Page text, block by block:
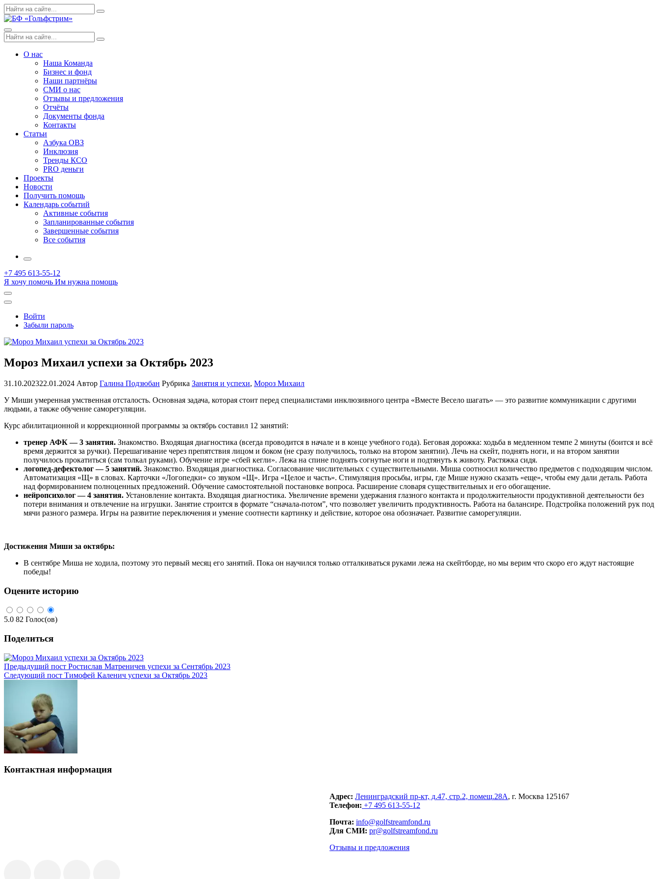
Skip
to
Поиск
по:
Search
Menu
Поиск
по:
Search
О нас
Наша Команда
Бизнес и фонд
Наши партнёры
СМИ о нас
Отзывы и предложения
Отчёты
Документы фонда
Контакты
Статьи
Азбука ОВЗ
Инклюзия
Тренды КСО
PRO деньги
Проекты
Новости
Получить помощь
Календарь событий
Активные события
Запланированные события
Завершенные события
Все события
More
+7 495 613-55-12
Я хочу помочь Им нужна помощь
Открыть
поиск
Профиль
Войти
Забыли пароль
Мороз Михаил успехи за Октябрь 2023
31.10.202322.01.2024 Автор Галина Подзюбан Рубрика Занятия и успехи, Мороз Михаил
У Миши умеренная умственная отсталость. Основная задача, которая стоит перед специалистами инклюзивного центра «Вместе Весело шагать» — это развитие коммуникации с другими
людьми, а также обучение саморегуляции.
Курс абилитационной и коррекционной программы за октябрь составил 12 занятий:
тренер АФК — 3 занятия. Знакомство. Входящая диагностика (всегда проводится в начале и в конце учебного года). Беговая дорожка: ходьба в медленном темпе 2 минуты (боится и всё
время держится за ручки). Перешагивание через препятствия лицом и боком (не сразу получилось, только на втором занятии). Лечь на скейт, поднять ноги, и на втором занятии
получилось прокатиться (сам толкал руками). Обучение игре «сбей кегли». Лежа на спине поднять согнутые ноги и подтянуть к животу. Растяжка сидя.
логопед-дефектолог — 5 занятий. Знакомство. Входящая диагностика. Согласование числительных с существительными. Миша соотносил количество предметов с подходящим числом.
Автоматизация «Щ» в словах. Карточки «Логопедки» со звуком «Щ». Игра «Целое и часть». Стимуляция просьбы, игры, где Мише нужно сказать «еще», чтобы ему дали деталь. Работа
над формированием полноценных предложений. Обучение самостоятельной постановке вопроса. Расширение словаря существительных и его обогащение.
нейропсихолог — 4 занятия. Установление контакта. Входящая диагностика. Увеличение времени удержания глазного контакта и продолжительности продуктивной деятельности без
потери внимания и отвлечение на игрушки. Занятие строится в формате “сначала-потом”, что позволяет увеличить продуктивность. Работа на балансире. Подстройка положений рук под
мячи разного размера. Игры на развитие переключения и умение соотнести картинку и действие, которое она обозначает. Развитие саморегуляции.
Достижения Миши за октябрь:
В сентябре Миша не ходила, поэтому это первый месяц его занятий. Пока он научился только отталкиваться руками лежа на скейтборде, но мы верим что скоро его ждут настоящие
победы!
Оцените историю
5.0 82 Голос(ов)
Поделиться
Предыдущий пост Ростислав Матреничев успехи за Сентябрь 2023
Следующий пост Тимофей Каленич успехи за Октябрь 2023
Контактная информация
Адрес: Ленинградский пр-кт, д.47, стр.2, помещ.28А, г. Москва 125167
Телефон: +7 495 613-55-12
Почта: info@golfstreamfond.ru
Для СМИ: pr@golfstreamfond.ru
Отзывы и предложения